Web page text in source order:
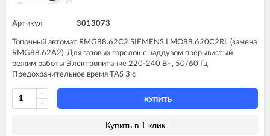
Артикул 3013073
Топочный автомат RMG88.62C2 SIEMENS LMO88.620C2RL (замена
RMG88.62A2): Для газовых горелок с наддувом прерывистый
режим работы Электропитание 220-240 В~, 50/60 Гц
Предохранительное время TAS 3 с
КУПИТЬ
Купить в 1 клик